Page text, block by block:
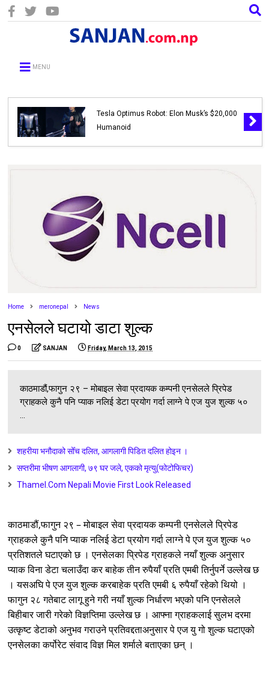
MENU
Tesla Optimus Robot: Elon Musk’s $20,000
Humanoid
Home meronepal News
एनसेलले घटायो डाटा शुल्क
0 SANJAN Friday, March 13, 2015
काठमाडौं,फागुन २९ – मोबाइल सेवा प्रदायक कम्पनी एनसेलले प्रिपेड
ग्राहकले कुनै पनि प्याक नलिई डेटा प्रयोग गर्दा लाग्ने पे एज युज शुल्क ५०
...
शहरीया भनौदाको सोँच दलित, आगलागी पिडित दलित होइन ।
सप्तरीमा भीषण आगलागी, ७९ घर जले, एकको मृत्यु(फोटोफिचर)
Thamel.Com Nepali Movie First Look Released
काठमाडौं,फागुन २९ – मोबाइल सेवा प्रदायक कम्पनी एनसेलले प्रिपेड
ग्राहकले कुनै पनि प्याक नलिई डेटा प्रयोग गर्दा लाग्ने पे एज युज शुल्क ५०
प्रतिशतले घटाएको छ । एनसेलका प्रिपेड ग्राहकले नयाँ शुल्क अनुसार
प्याक विना डेटा चलाउँदा कर बाहेक तीन रुपैयाँ प्रति एमबी तिर्नुपर्ने उल्लेख छ
। यसअघि पे एजयुजशुल्क करबाहेक प्रति एमबी ६ रुपैयाँ रहेको थियो ।
फागुन २८ गतेबाट लागू हुने गरी नयाँ शुल्क निर्धारण भएको पनि एनसेलले
बिहीबार जारी गरेको विज्ञप्तिमा उल्लेख छ । आफ्ना ग्राहकलाई सुलभ दरमा
उत्कृष्ट डेटाको अनुभव गराउने प्रतिवद्दताअनुसार पे एज यु गो शुल्क घटाएको
एनसेलका कर्पोरेट संवाद विज्ञ मिल शर्माले बताएका छन् ।